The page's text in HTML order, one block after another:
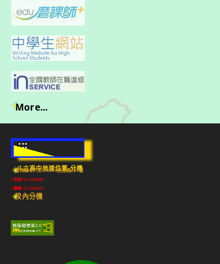
More...
:::
斗六高中地理位置-分機
雲林縣斗六市640010民生路224號
(市話) 05-5322039
(傳真) 05-5348213
校內分機